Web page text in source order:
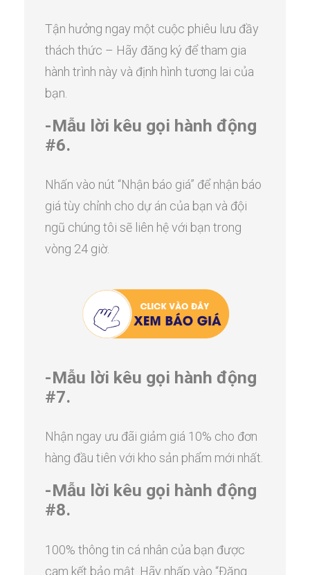
Tận hưởng ngay một cuộc phiêu lưu đầy
thách thức – Hãy đăng ký để tham gia
hành trình này và định hình tương lai của
bạn.
-Mẫu lời kêu gọi hành động
#6.
Nhấn vào nút “Nhận báo giá” để nhận báo
giá tùy chỉnh cho dự án của bạn và đội
ngũ chúng tôi sẽ liên hệ với bạn trong
vòng 24 giờ.
-Mẫu lời kêu gọi hành động
#7.
Nhận ngay ưu đãi giảm giá 10% cho đơn
hàng đầu tiên với kho sản phẩm mới nhất.
-Mẫu lời kêu gọi hành động
#8.
100% thông tin cá nhân của bạn được
cam kết bảo mật. Hãy nhấp vào “Đăng